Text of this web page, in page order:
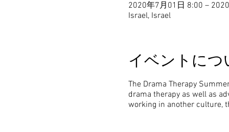
2020年7月01日 8:00 –
Israel, Israel
イベントにつ
The Drama Therapy
drama therapy as well as
working in another culture,